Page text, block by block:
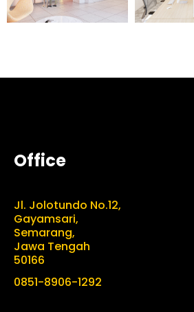
Office
Jl. Jolotundo No.12,
Gayamsari,
Semarang,
Jawa Tengah
50166
0851-8906-1292